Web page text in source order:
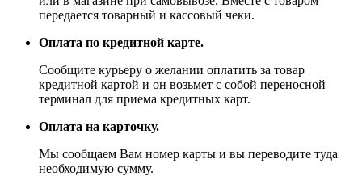
передается товарный и кассовый чеки.
Оплата по кредитной карте.
Сообщите курьеру о желании оплатить за товар
кредитной картой и он возьмет с собой переносной
терминал для приема кредитных карт.
Оплата на карточку.
Мы сообщаем Вам номер карты и вы переводите туда
необходимую сумму.